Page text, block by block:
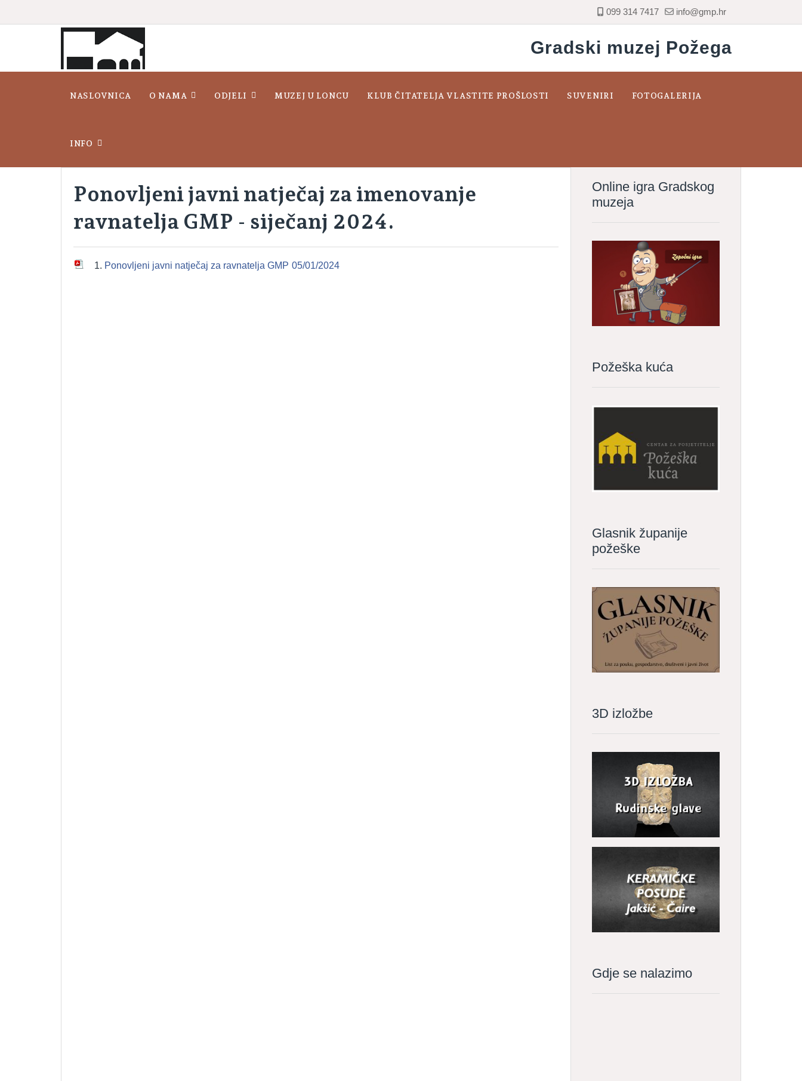
099 314 7417 info@gmp.hr
Gradski muzej Požega
NASLOVNICA O NAMA ODJELI MUZEJ U LONCU KLUB ČITATELJA VLASTITE PROŠLOSTI SUVENIRI FOTOGALERIJA
INFO
Ponovljeni javni natječaj za imenovanje
ravnatelja GMP - siječanj 2024.
1. Ponovljeni javni natječaj za ravnatelja GMP 05/01/2024
Online igra Gradskog
muzeja
Požeška kuća
Glasnik županije
požeške
3D izložbe
Gdje se nalazimo